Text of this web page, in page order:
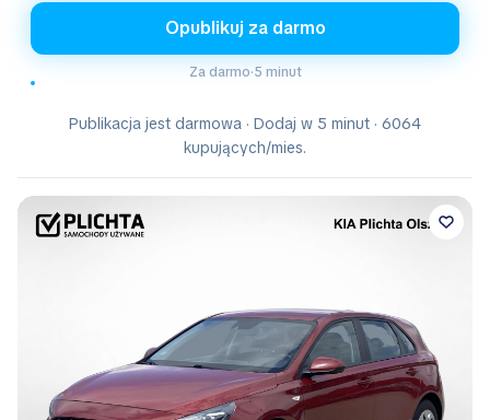
Opublikuj za darmo
Za darmo·5 minut
Publikacja jest darmowa · Dodaj w 5 minut · 6064
kupujących/mies.